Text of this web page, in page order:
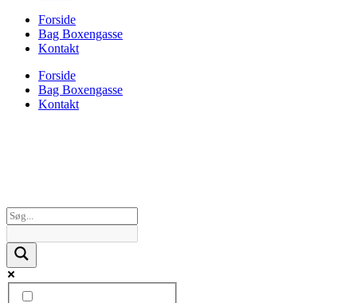
Forside
Bag Boxengasse
Kontakt
Forside
Bag Boxengasse
Kontakt